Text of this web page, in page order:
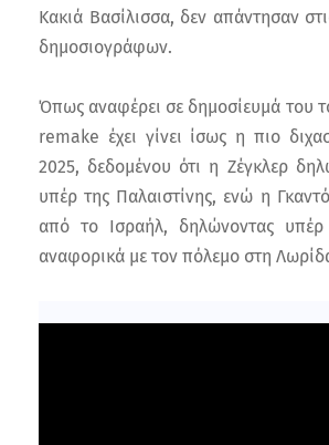
Κακιά Βασίλισσα, δεν απάντησαν
δημοσιογράφων.
Όπως αναφέρει σε δημοσίευμά του
remake έχει γίνει ίσως η πιο
2025, δεδομένου ότι η Ζέγκλερ
υπέρ της Παλαιστίνης, ενώ η
από το Ισραήλ, δηλώνοντας
αναφορικά με τον πόλεμο στη